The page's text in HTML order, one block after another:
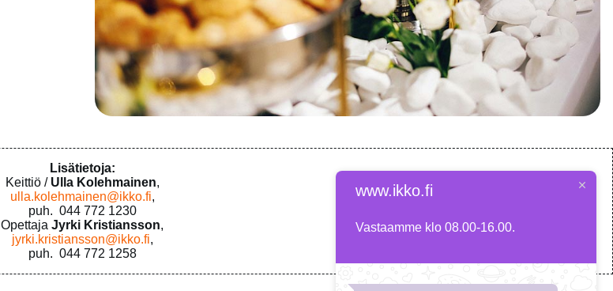
Lisätietoja:
Keittiö / Ulla Kolehmainen,
ulla.kolehmainen@ikko.fi,
puh. 044 772 1230
Opettaja Jyrki Kristiansson,
jyrki.kristiansson@ikko.fi,
puh. 044 772 1258
www.ikko.fi
Vastaamme klo 08.00-16.00.